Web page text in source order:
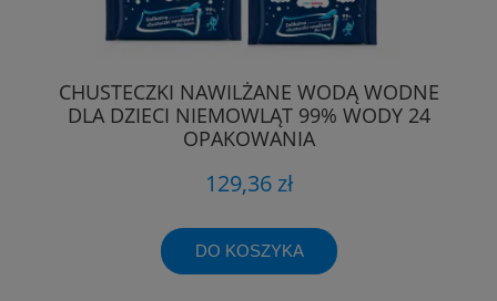
CHUSTECZKI NAWILŻANE WODĄ WODNE
DLA DZIECI NIEMOWLĄT 99% WODY 24
OPAKOWANIA
129,36 zł
DO KOSZYKA